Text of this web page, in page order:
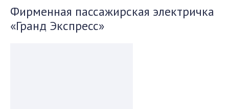
Фирменная пассажирская электричка
«Гранд Экспресс»